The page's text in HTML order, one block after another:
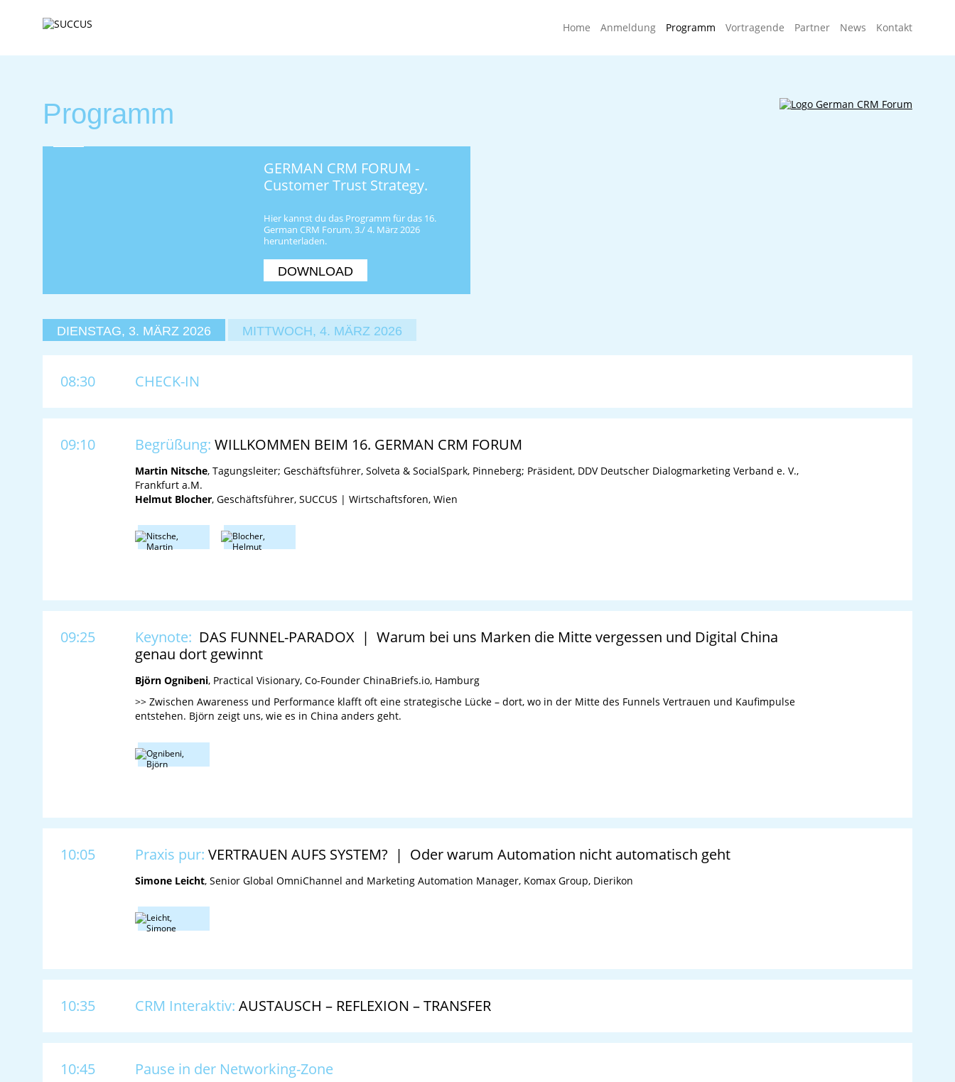
Home Anmeldung Programm Vortragende Partner News Kontakt
Programm
GERMAN CRM FORUM -
Customer Trust Strategy.
Hier kannst du das Programm für das 16.
German CRM Forum, 3./ 4. März 2026
herunterladen.
DOWNLOAD
DIENSTAG, 3. MÄRZ 2026 MITTWOCH, 4. MÄRZ 2026
08:30 CHECK-IN
09:10 Begrüßung: WILLKOMMEN BEIM 16. GERMAN CRM FORUM
Martin Nitsche, Tagungsleiter; Geschäftsführer, Solveta & SocialSpark, Pinneberg; Präsident, DDV Deutscher Dialogmarketing Verband e. V.,
Frankfurt a.M.
Helmut Blocher, Geschäftsführer, SUCCUS | Wirtschaftsforen, Wien
09:25 Keynote: DAS FUNNEL-PARADOX | Warum bei uns Marken die Mitte vergessen und Digital China
genau dort gewinnt
Björn Ognibeni, Practical Visionary, Co-Founder ChinaBriefs.io, Hamburg
>> Zwischen Awareness und Performance klafft oft eine strategische Lücke – dort, wo in der Mitte des Funnels Vertrauen und Kaufimpulse
entstehen. Björn zeigt uns, wie es in China anders geht.
10:05 Praxis pur: VERTRAUEN AUFS SYSTEM? | Oder warum Automation nicht automatisch geht
Simone Leicht, Senior Global OmniChannel and Marketing Automation Manager, Komax Group, Dierikon
10:35 CRM Interaktiv: AUSTAUSCH – REFLEXION – TRANSFER
10:45 Pause in der Networking-Zone